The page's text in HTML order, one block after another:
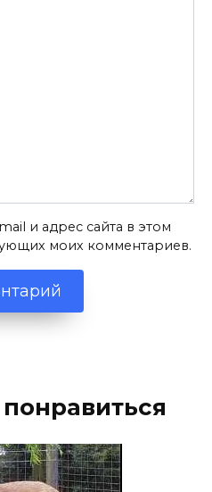
и адрес сайта в этом
моих комментариев.